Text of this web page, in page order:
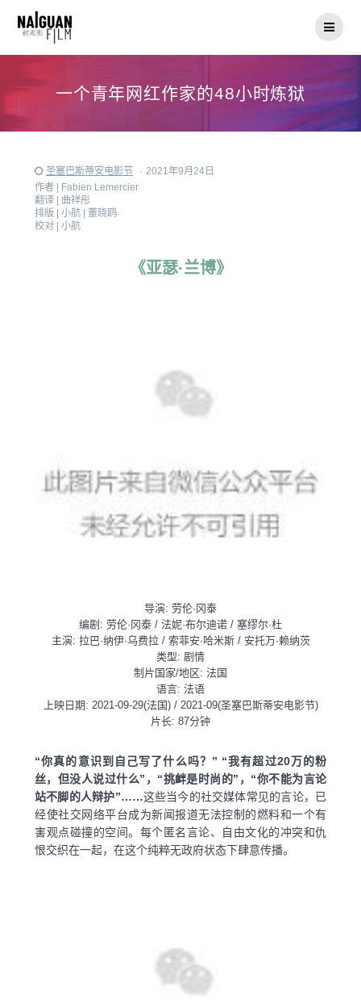
一个青年网红作家的48小时炼狱
圣塞巴斯蒂安电影节 · 2021年9月24日
作者 | Fabien Lemercier
翻译 | 曲祥彤
排版 | 小航 | 董晓鸥
校对 | 小航
《亚瑟·兰博》
导演: 劳伦·冈泰
编剧: 劳伦·冈泰 / 法妮·布尔迪诺 / 塞缪尔·杜
主演: 拉巴·纳伊·乌费拉 / 索菲安·哈米斯 / 安托万·赖纳茨
类型: 剧情
制片国家/地区: 法国
语言: 法语
上映日期: 2021-09-29(法国) / 2021-09(圣塞巴斯蒂安电影节)
片长: 87分钟
“你真的意识到自己写了什么吗？” “我有超过20万的粉
丝，但没人说过什么”，“挑衅是时尚的”，“你不能为言论
站不脚的人辩护”……这些当今的社交媒体常见的言论，已
经使社交网络平台成为新闻报道无法控制的燃料和一个有
害观点碰撞的空间。每个匿名言论、自由文化的冲突和仇
恨交织在一起，在这个纯粹无政府状态下肆意传播。